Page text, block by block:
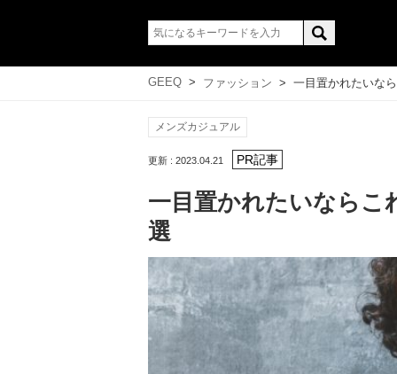
GEEQ > ファッション > 一目置かれたいな
メンズカジュアル
更新 : 2023.04.21
一目置かれたいならこ
選